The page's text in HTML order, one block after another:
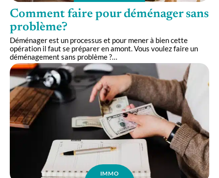
Comment faire pour déménager sans
problème?
Déménager est un processus et pour mener à bien cette
opération il faut se préparer en amont. Vous voulez faire un
déménagement sans problème ?…
IMMO